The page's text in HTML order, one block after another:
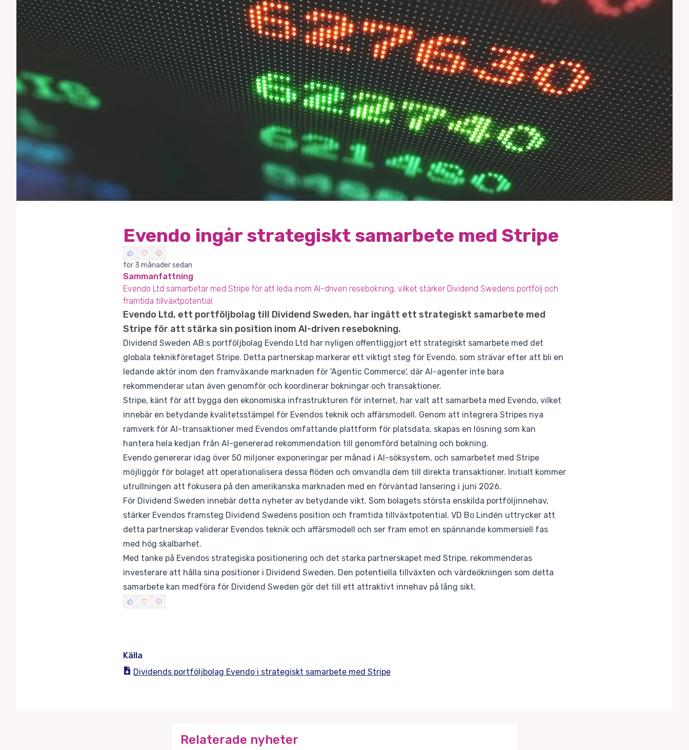
Evendo ingår strategiskt samarbete med Stripe
för 3 månader sedan
Sammanfattning
Evendo Ltd samarbetar med Stripe för att leda inom AI-driven resebokning, vilket stärker Dividend Swedens portfölj och
framtida tillväxtpotential.
Evendo Ltd, ett portföljbolag till Dividend Sweden, har ingått ett strategiskt samarbete med
Stripe för att stärka sin position inom AI-driven resebokning.
Dividend Sweden AB:s portföljbolag Evendo Ltd har nyligen offentliggjort ett strategiskt samarbete med det
globala teknikföretaget Stripe. Detta partnerskap markerar ett viktigt steg för Evendo, som strävar efter att bli en
ledande aktör inom den framväxande marknaden för 'Agentic Commerce', där AI-agenter inte bara
rekommenderar utan även genomför och koordinerar bokningar och transaktioner.
Stripe, känt för att bygga den ekonomiska infrastrukturen för internet, har valt att samarbeta med Evendo, vilket
innebär en betydande kvalitetsstämpel för Evendos teknik och affärsmodell. Genom att integrera Stripes nya
ramverk för AI-transaktioner med Evendos omfattande plattform för platsdata, skapas en lösning som kan
hantera hela kedjan från AI-genererad rekommendation till genomförd betalning och bokning.
Evendo genererar idag över 50 miljoner exponeringar per månad i AI-söksystem, och samarbetet med Stripe
möjliggör för bolaget att operationalisera dessa flöden och omvandla dem till direkta transaktioner. Initialt kommer
utrullningen att fokusera på den amerikanska marknaden med en förväntad lansering i juni 2026.
För Dividend Sweden innebär detta nyheter av betydande vikt. Som bolagets största enskilda portföljinnehav,
stärker Evendos framsteg Dividend Swedens position och framtida tillväxtpotential. VD Bo Lindén uttrycker att
detta partnerskap validerar Evendos teknik och affärsmodell och ser fram emot en spännande kommersiell fas
med hög skalbarhet.
Med tanke på Evendos strategiska positionering och det starka partnerskapet med Stripe, rekommenderas
investerare att hålla sina positioner i Dividend Sweden. Den potentiella tillväxten och värdeökningen som detta
samarbete kan medföra för Dividend Sweden gör det till ett attraktivt innehav på lång sikt.
Källa
Dividends portföljbolag Evendo i strategiskt samarbete med Stripe
Relaterade nyheter